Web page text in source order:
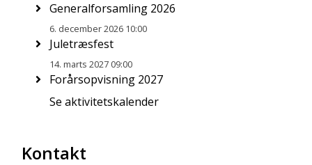
Generalforsamling 2026
6. december 2026 10:00
Juletræsfest
14. marts 2027 09:00
Forårsopvisning 2027
Se aktivitetskalender
Kontakt